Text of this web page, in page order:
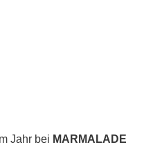
Jahr bei MARMALADE